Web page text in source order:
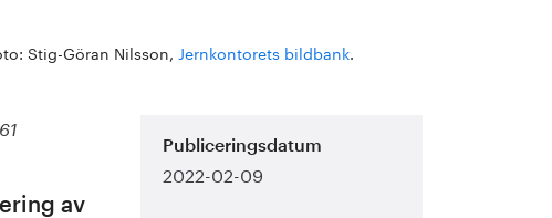
Stig-Göran Nilsson, Jernkontorets bildbank.
av
Publiceringsdatum
2022-02-09